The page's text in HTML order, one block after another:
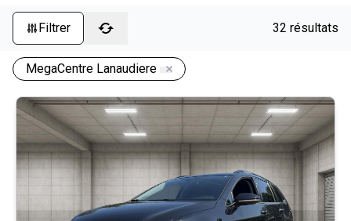
Filtrer 32 résultats
MegaCentre Lanaudiere